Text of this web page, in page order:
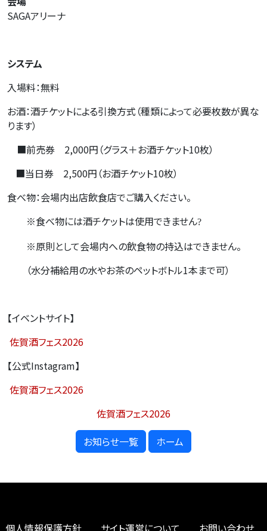
SAGAアリーナ
システム
入場料：無料
お酒：酒チケットによる引換方式（種類によって必要枚数が異な
ります）
■前売券 2,000円（グラス＋お酒チケット10枚）
■当日券 2,500円（お酒チケット10枚）
食べ物：会場内出店飲食店でご購入ください。
※食べ物には酒チケットは使用できません?
※原則として会場内への飲食物の持込はできません。
（水分補給用の水やお茶のペットボトル1本まで可）
【イベントサイト】
佐賀酒フェス2026
【公式Instagram】
佐賀酒フェス2026
佐賀酒フェス2026
お知らせ一覧
ホーム
個人情報保護方針 サイト運営について お問い合わせ